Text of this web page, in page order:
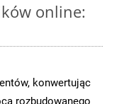
online:
konwertując
rozbudowanego